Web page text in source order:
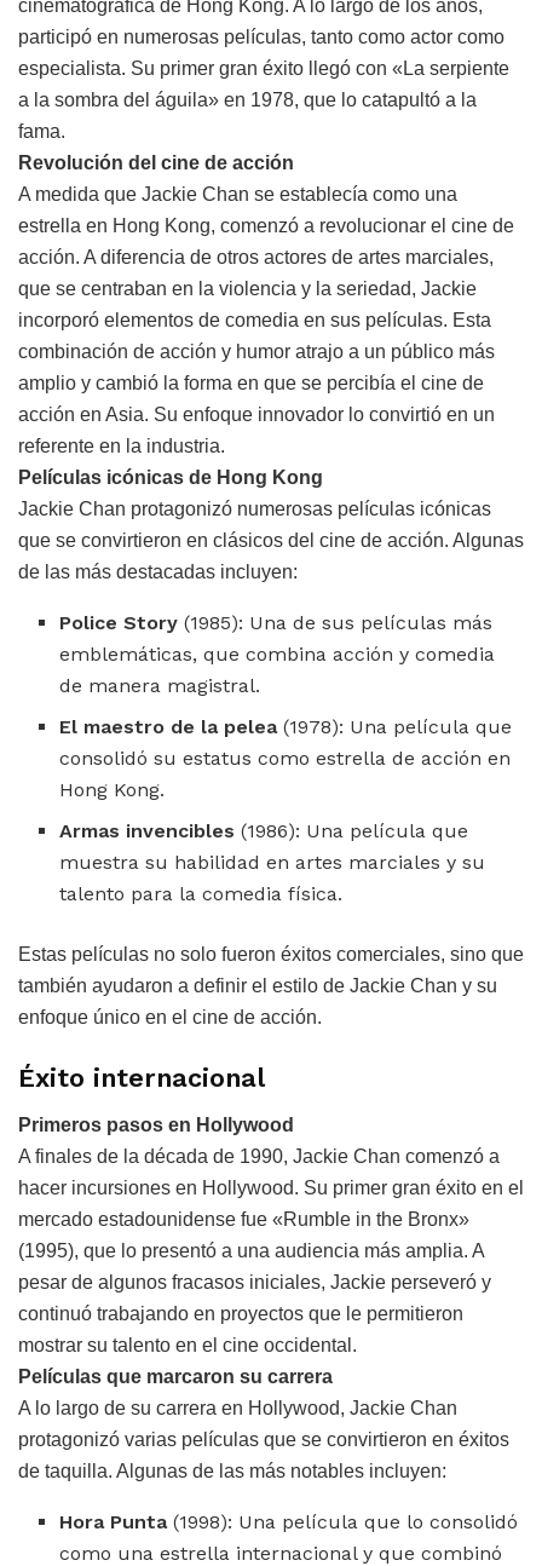
cinematográfica de Hong Kong. A lo largo de los años,
participó en numerosas películas, tanto como actor como
especialista. Su primer gran éxito llegó con «La serpiente
a la sombra del águila» en 1978, que lo catapultó a la
fama.
Revolución del cine de acción
A medida que Jackie Chan se establecía como una
estrella en Hong Kong, comenzó a revolucionar el cine de
acción. A diferencia de otros actores de artes marciales,
que se centraban en la violencia y la seriedad, Jackie
incorporó elementos de comedia en sus películas. Esta
combinación de acción y humor atrajo a un público más
amplio y cambió la forma en que se percibía el cine de
acción en Asia. Su enfoque innovador lo convirtió en un
referente en la industria.
Películas icónicas de Hong Kong
Jackie Chan protagonizó numerosas películas icónicas
que se convirtieron en clásicos del cine de acción. Algunas
de las más destacadas incluyen:
Police Story (1985): Una de sus películas más
emblemáticas, que combina acción y comedia
de manera magistral.
El maestro de la pelea(1978): Una película que
consolidó su estatus como estrella de acción en
Hong Kong.
Armas invencibles (1986): Una película que
muestra su habilidad en artes marciales y su
talento para la comedia física.
Estas películas no solo fueron éxitos comerciales, sino que
también ayudaron a definir el estilo de Jackie Chan y su
enfoque único en el cine de acción.
Éxito internacional
Primeros pasos en Hollywood
A finales de la década de 1990, Jackie Chan comenzó a
hacer incursiones en Hollywood. Su primer gran éxito en el
mercado estadounidense fue «Rumble in the Bronx»
(1995), que lo presentó a una audiencia más amplia. A
pesar de algunos fracasos iniciales, Jackie perseveró y
continuó trabajando en proyectos que le permitieron
mostrar su talento en el cine occidental.
Películas que marcaron su carrera
A lo largo de su carrera en Hollywood, Jackie Chan
protagonizó varias películas que se convirtieron en éxitos
de taquilla. Algunas de las más notables incluyen:
Hora Punta(1998): Una película que lo consolidó
como una estrella internacional y que combinó